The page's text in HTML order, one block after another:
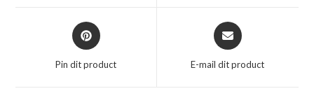
Opent
in
nieuw
Pin dit product
Opent
in
nieuw
E-mail dit product